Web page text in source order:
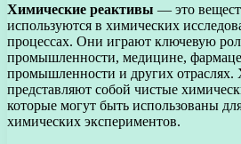
Химические реактивы — это
используются в химических
процессах. Они играют ключевую
промышленности, медицине,
промышленности и других
представляют собой чистые
которые могут быть использованы
химических экспериментов.